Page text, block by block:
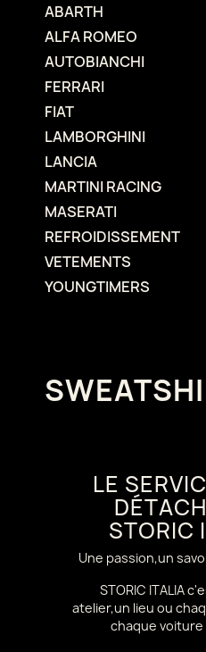
ABARTH
ALFA ROMEO
AUTOBIANCHI
FERRARI
FIAT
LAMBORGHINI
LANCIA
MARTINI RACING
MASERATI
REFROIDISSEMENT
VETEMENTS
YOUNGTIMERS
LE
STORIC
Une passion,un
STORIC ITALIA
atelier,un lieu ou
chaque